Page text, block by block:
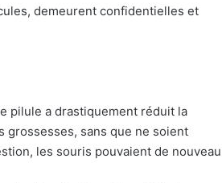
demeurent confidentielles et
pilule a drastiquement réduit la
grossesses, sans que ne soient
les souris pouvaient de nouveau